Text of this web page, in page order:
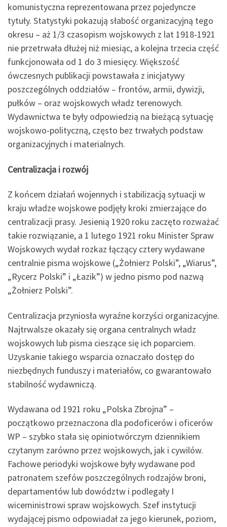
komunistyczna reprezentowana przez pojedyncze
tytuły. Statystyki pokazują słabość organizacyjną tego
okresu – aż 1/3 czasopism wojskowych z lat 1918-1921
nie przetrwała dłużej niż miesiąc, a kolejna trzecia część
funkcjonowała od 1 do 3 miesięcy. Większość
ówczesnych publikacji powstawała z inicjatywy
poszczególnych oddziałów – frontów, armii, dywizji,
pułków – oraz wojskowych władz terenowych.
Wydawnictwa te były odpowiedzią na bieżącą sytuację
wojskowo-polityczną, często bez trwałych podstaw
organizacyjnych i materialnych.
Centralizacja i rozwój
Z końcem działań wojennych i stabilizacją sytuacji w
kraju władze wojskowe podjęły kroki zmierzające do
centralizacji prasy. Jesienią 1920 roku zaczęto rozważać
takie rozwiązanie, a 1 lutego 1921 roku Minister Spraw
Wojskowych wydał rozkaz łączący cztery wydawane
centralnie pisma wojskowe („Żołnierz Polski”, „Wiarus”,
„Rycerz Polski” i „Łazik”) w jedno pismo pod nazwą
„Żołnierz Polski”.
Centralizacja przyniosła wyraźne korzyści organizacyjne.
Najtrwalsze okazały się organa centralnych władz
wojskowych lub pisma cieszące się ich poparciem.
Uzyskanie takiego wsparcia oznaczało dostęp do
niezbędnych funduszy i materiałów, co gwarantowało
stabilność wydawniczą.
Wydawana od 1921 roku „Polska Zbrojna” –
początkowo przeznaczona dla podoficerów i oficerów
WP – szybko stała się opiniotwórczym dziennikiem
czytanym zarówno przez wojskowych, jak i cywilów.
Fachowe periodyki wojskowe były wydawane pod
patronatem szefów poszczególnych rodzajów broni,
departamentów lub dowództw i podlegały I
wiceministrowi spraw wojskowych. Szef instytucji
wydającej pismo odpowiadał za jego kierunek, poziom,